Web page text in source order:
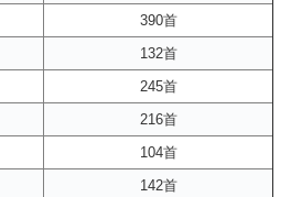
390首
132首
245首
216首
104首
142首